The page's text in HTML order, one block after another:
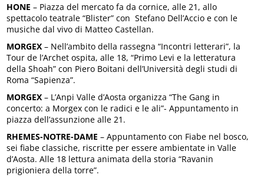
HONE – Piazza del mercato fa da cornice, alle 21, allo
spettacolo teatrale “Blister” con Stefano Dell’Accio e con le
musiche dal vivo di Matteo Castellan.
MORGEX – Nell’ambito della rassegna “Incontri letterari”, la
Tour de l’Archet ospita, alle 18, “Primo Levi e la letteratura
della Shoah” con Piero Boitani dell’Università degli studi di
Roma “Sapienza”.
MORGEX – L’Anpi Valle d’Aosta organizza “The Gang in
concerto: a Morgex con le radici e le ali”- Appuntamento in
piazza dell’assunzione alle 21.
RHEMES-NOTRE-DAME – Appuntamento con Fiabe nel bosco,
sei fiabe classiche, riscritte per essere ambientate in Valle
d’Aosta. Alle 18 lettura animata della storia “Ravanin
prigioniera della torre”.